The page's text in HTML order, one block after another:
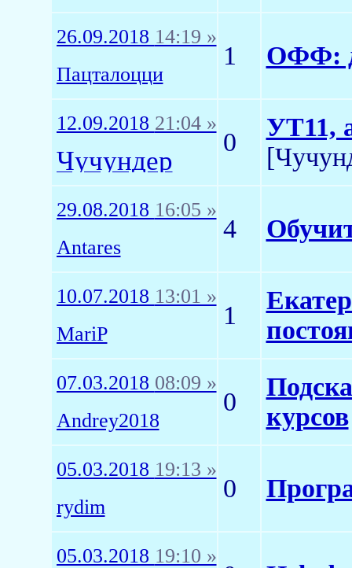
26.09.2018 14:19 »
Пацталоцци
1 ОФФ:
12.09.2018 21:04 »
Чучундер
0
УТ11,
29.08.2018 16:05 »
Antares
4
10.07.2018 13:01 »
MariP
1
07.03.2018 08:09 »
Andrey2018
0
курсов
05.03.2018 19:13 »
rydim
0
05.03.2018 19:10 »